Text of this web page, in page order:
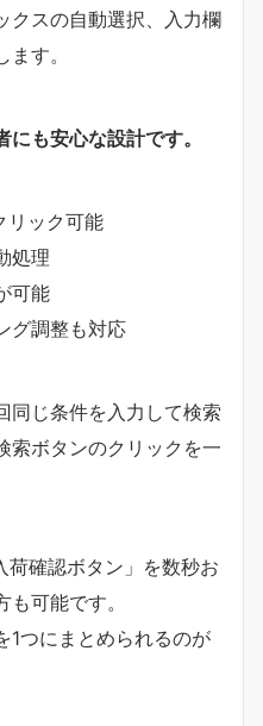
クスの自動選択、入力欄
す。
も安心な設計です。
リック可能
処理
可能
グ調整も対応
同じ条件を入力して検索
索ボタンのクリックを一
確認ボタン」を数秒お
可能です。
1つにまとめられるのが